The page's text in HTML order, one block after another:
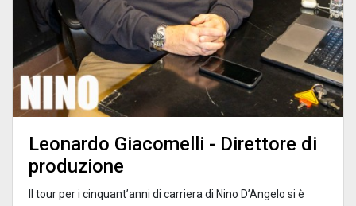
Leonardo Giacomelli - Direttore di
produzione
Il tour per i cinquant’anni di carriera di Nino D’Angelo si è